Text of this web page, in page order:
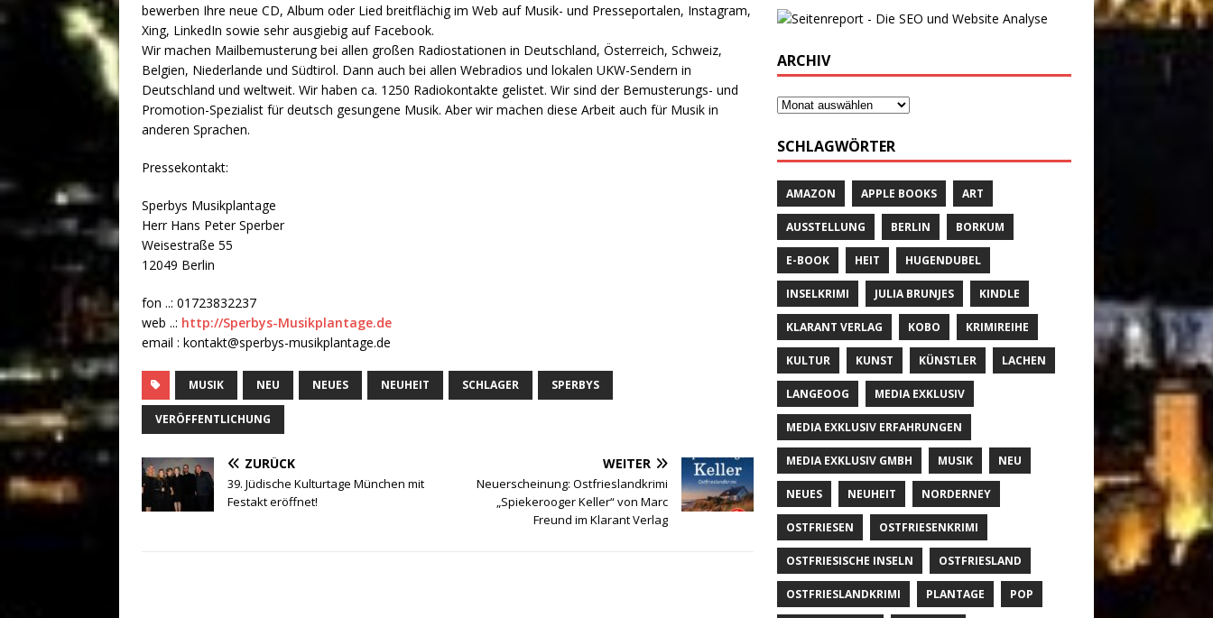
bewerben Ihre neue CD, Album oder Lied breitflächig im Web auf Musik- und Presseportalen, Instagram,
Xing, LinkedIn sowie sehr ausgiebig auf Facebook.
Wir machen Mailbemusterung bei allen großen Radiostationen in Deutschland, Österreich, Schweiz,
Belgien, Niederlande und Südtirol. Dann auch bei allen Webradios und lokalen UKW-Sendern in
Deutschland und weltweit. Wir haben ca. 1250 Radiokontakte gelistet. Wir sind der Bemusterungs- und
Promotion-Spezialist für deutsch gesungene Musik. Aber wir machen diese Arbeit auch für Musik in
anderen Sprachen.
Pressekontakt:
Sperbys Musikplantage
Herr Hans Peter Sperber
Weisestraße 55
12049 Berlin
fon ..: 01723832237
web ..: http://Sperbys-Musikplantage.de
email : kontakt@sperbys-musikplantage.de
MUSIK NEU NEUES NEUHEIT SCHLAGER SPERBYS
VERÖFFENTLICHUNG
ZURÜCK
39. Jüdische Kulturtage München mit
Festakt eröffnet!
WEITER
Neuerscheinung: Ostfrieslandkrimi
„Spiekerooger Keller“ von Marc
Freund im Klarant Verlag
ARCHIV
SCHLAGWÖRTER
AMAZON APPLE BOOKS ART
AUSSTELLUNG BERLIN BORKUM
E-BOOK HEIT HUGENDUBEL
INSELKRIMI JULIA BRUNJES KINDLE
KLARANT VERLAG KOBO KRIMIREIHE
KULTUR KUNST KÜNSTLER LACHEN
LANGEOOG MEDIA EXKLUSIV
MEDIA EXKLUSIV ERFAHRUNGEN
MEDIA EXKLUSIV GMBH MUSIK NEU
NEUES NEUHEIT NORDERNEY
OSTFRIESEN OSTFRIESENKRIMI
OSTFRIESISCHE INSELN OSTFRIESLAND
OSTFRIESLANDKRIMI PLANTAGE POP